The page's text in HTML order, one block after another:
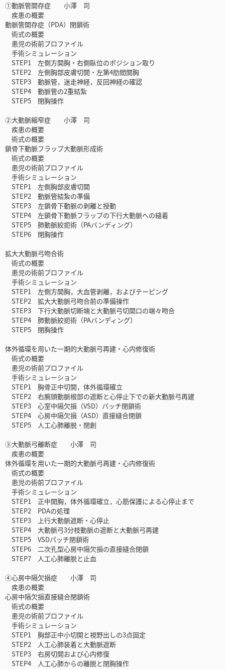
①動脈管開存症 小澤 司
疾患の概要
動脈管開存症（PDA）閉鎖術
術式の概要
患児の術前プロファイル
手術シミュレーション
STEP1 左側方開胸・右側臥位のポジション取り
STEP2 左側胸部皮膚切開・左第4肋間開胸
STEP3 動脈管，迷走神経，反回神経の確認
STEP4 動脈管の2重結紮
STEP5 閉胸操作
②大動脈縮窄症 小澤 司
疾患の概要
術式の概要
鎖骨下動脈フラップ大動脈形成術
術式の概要
患児の術前プロファイル
手術シミュレーション
STEP1 左側胸部皮膚切開
STEP2 動脈管結紮の準備
STEP3 左鎖骨下動脈の剥離と授動
STEP4 左鎖骨下動脈フラップの下行大動脈への縫着
STEP5 肺動脈絞扼術（PAバンディング）
STEP6 閉胸操作
拡大大動脈弓吻合術
術式の概要
患児の術前プロファイル
手術シミュレーション
STEP1 左側方開胸，大血管剥離，およびテーピング
STEP2 拡大大動脈弓吻合前の準備操作
STEP3 下行大動脈切断端と大動脈弓切開口の端々吻合
STEP4 肺動脈絞扼術（PAバンディング）
STEP5 閉胸操作
体外循環を用いた一期的大動脈弓再建・心内修復術
術式の概要
患児の術前プロファイル
手術シミュレーション
STEP1 胸骨正中切開，体外循環確立
STEP2 右腕頭動脈根部の遮断と心停止下での新大動脈弓再建
STEP3 心室中隔欠損（VSD）パッチ閉鎖術
STEP4 心房中隔欠損（ASD）直接縫合閉鎖
STEP5 人工心肺離脱・閉創
③大動脈弓離断症 小澤 司
疾患の概要
体外循環を用いた一期的大動脈弓再建・心内修復術
術式の概要
患児の術前プロファイル
手術シミュレーション
STEP1 正中開胸，体外循環確立，心筋保護による心停止まで
STEP2 PDAの処理
STEP3 上行大動脈遮断・心停止
STEP4 大動脈弓3分枝動脈の遮断と大動脈弓再建
STEP5 VSDパッチ閉鎖術
STEP6 二次孔型心房中隔欠損の直接縫合閉鎖
STEP7 人工心肺離脱と止血
④心房中隔欠損症 小澤 司
疾患の概要
心房中隔欠損直接縫合閉鎖術
術式の概要
患児の術前プロファイル
手術シミュレーション
STEP1 胸部正中小切開と視野出しの3点固定
STEP2 人工心肺装着と大動脈遮断
STEP3 右房切開および心内修復
STEP4 人工心肺からの離脱と閉胸操作